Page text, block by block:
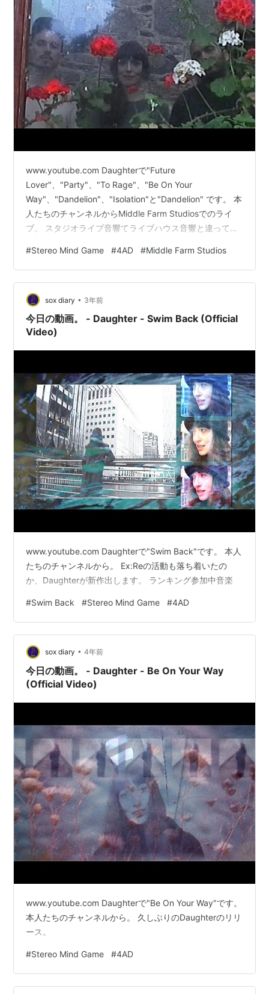
www.youtube.com Daughterで"Future
Lover"、"Party"、"To Rage"、"Be On Your
Way"、"Dandelion"、"Isolation"と"Dandelion" です。 本
人たちのチャンネルからMiddle Farm Studiosでのライ
ブ。 スタジオライブ音響てライブハウス音響と違って、
Stereo Mind Game [輸入盤CD] (4AD0512CD)_1677 アー
ティスト:Daughter BEAT RECORDS / 4AD Amazon ラン
キング参加中音楽
#Stereo Mind Game #4AD #Middle Farm Studios
sox diary • 3年前
今日の動画。 - Daughter - Swim Back (Official
Video)
www.youtube.com Daughterで"Swim Back"です。 本人
たちのチャンネルから。 Ex:Reの活動も落ち着いたの
か、Daughterが新作出します。 ランキング参加中音楽
#Swim Back #Stereo Mind Game #4AD
sox diary • 4年前
今日の動画。 - Daughter - Be On Your Way
(Official Video)
www.youtube.com Daughterで"Be On Your Way"です。
本人たちのチャンネルから。 久しぶりのDaughterのリリ
ース。
#Stereo Mind Game #4AD